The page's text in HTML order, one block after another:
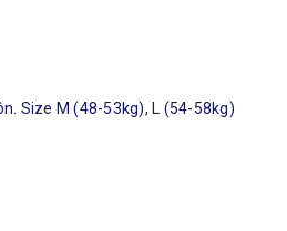
Size M (48-53kg), L (54-58kg)